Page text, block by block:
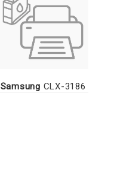
Samsung CLX-3186